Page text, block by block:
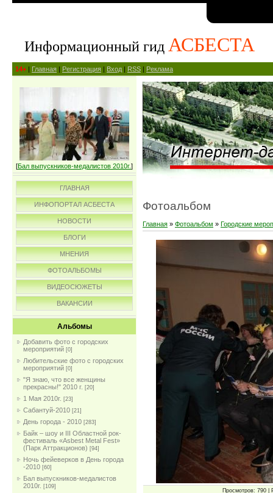
Информационный гид АСБЕСТА
14+ | Главная | Регистрация | Вход | RSS | Реклама
[Бал выпускников-медалистов 2010г.]
ГЛАВНАЯ
ИНФОПОРТАЛ АСБЕСТА
НОВОСТИ
БЛОГИ
МНЕНИЯ
ФОТОАЛЬБОМЫ
ВИДЕОСЮЖЕТЫ
ВАКАНСИИ
Альбомы
Добавить фото с городских
мероприятий [0]
Любительские фото с городских
мероприятий [0]
"Я знаю, что все женщины
прекрасны!" 2010 г. [20]
1 Мая 2010г. [23]
Сабантуй-2010 [21]
День города - 2010 [283]
Байк – шоу и III Областной рок-
фестиваль «Asbest Metal Fest»
(Парк Аттракционов) [94]
Ночь фейеверков в День города
-2010 [60]
Бал выпускников-медалистов
2010г. [109]
Фотоальбом
Главная » Фотоальбом » Городские
Просмотров: 790 |